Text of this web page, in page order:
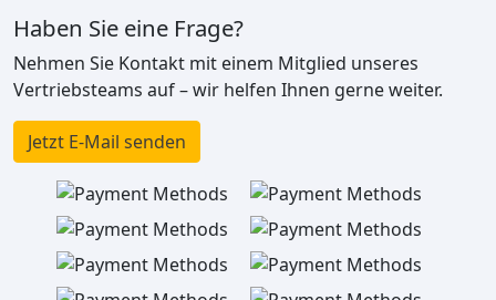
Haben Sie eine Frage?
Nehmen Sie Kontakt mit einem Mitglied unseres
Vertriebsteams auf – wir helfen Ihnen gerne weiter.
Jetzt E-Mail senden